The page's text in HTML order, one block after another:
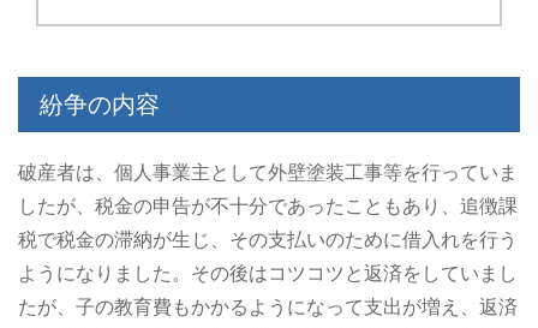
紛争の内容
破産者は、個人事業主として外壁塗装工事等を行っていま
したが、税金の申告が不十分であったこともあり、追徴課
税で税金の滞納が生じ、その支払いのために借入れを行う
ようになりました。その後はコツコツと返済をしていまし
たが、子の教育費もかかるようになって支出が増え、返済